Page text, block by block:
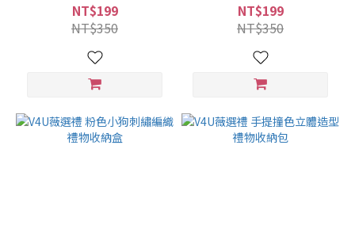
NT$199
NT$350
NT$199
NT$350